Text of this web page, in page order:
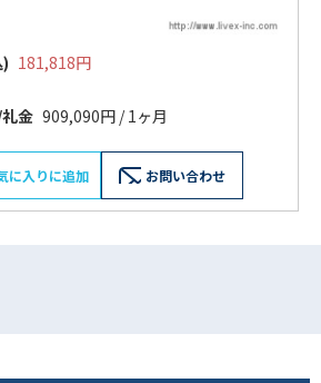
181,818円
⾦ 909,090円 / 1ヶ月
に入りに追加 お問い合わせ
ード：
お伝えいただくと
ーズにご案内できます
620-213
フォームでお問い合わせ